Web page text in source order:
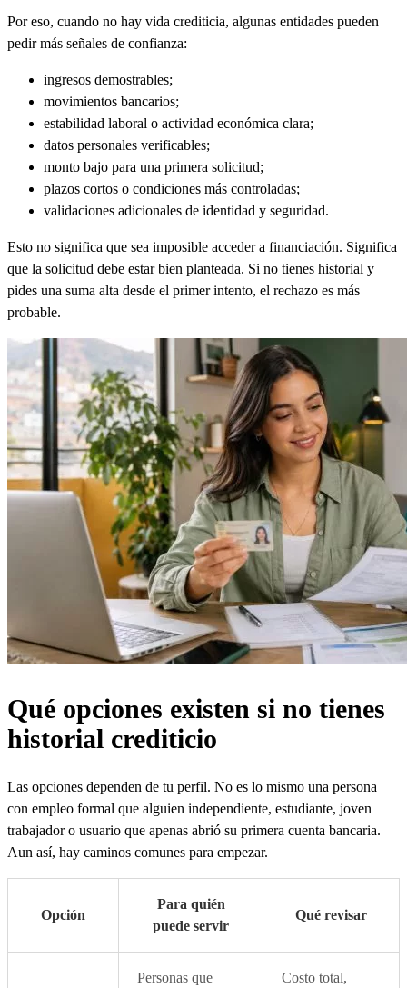
Por eso, cuando no hay vida crediticia, algunas entidades pueden
pedir más señales de confianza:
ingresos demostrables;
movimientos bancarios;
estabilidad laboral o actividad económica clara;
datos personales verificables;
monto bajo para una primera solicitud;
plazos cortos o condiciones más controladas;
validaciones adicionales de identidad y seguridad.
Esto no significa que sea imposible acceder a financiación. Significa
que la solicitud debe estar bien planteada. Si no tienes historial y
pides una suma alta desde el primer intento, el rechazo es más
probable.
Qué opciones existen si no tienes
historial crediticio
Las opciones dependen de tu perfil. No es lo mismo una persona
con empleo formal que alguien independiente, estudiante, joven
trabajador o usuario que apenas abrió su primera cuenta bancaria.
Aun así, hay caminos comunes para empezar.
Opción
Para quién
puede servir
Qué revisar
Personas que
Costo total,